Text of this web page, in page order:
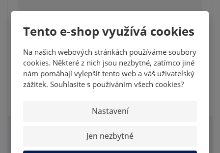
Tento e-shop využívá cookies
Na našich webových stránkách používáme soubory
cookies. Některé z nich jsou nezbytné, zatímco jiné
nám pomáhají vylepšit tento web a váš uživatelský
zážitek. Souhlasíte s používáním všech cookies?
Nastavení
Jen nezbytné
LUKÁŠ KAŠPAR 2017/18 MK LAST
CHAMPIONS
SKLADEM
40,50 Kč
KOUPIT